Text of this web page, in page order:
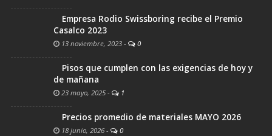
Empresa Rodio Swissboring recibe el Premio
Casalco 2023
13 noviembre, 2023 - 0
Pisos que cumplen con las exigencias de hoy y
de mañana
23 mayo, 2025 - 1
Precios promedio de materiales MAYO 2026
18 junio, 2026 - 0